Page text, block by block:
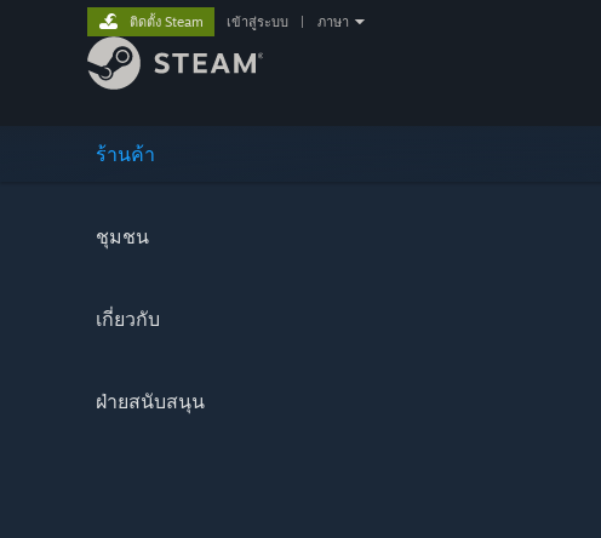
ร้านค้า
ชุมชน
เกี่ยวกับ
ฝ่ายสนับสนุน
ติดตั้ง Steam เข้าสู่ระบบ ภาษา